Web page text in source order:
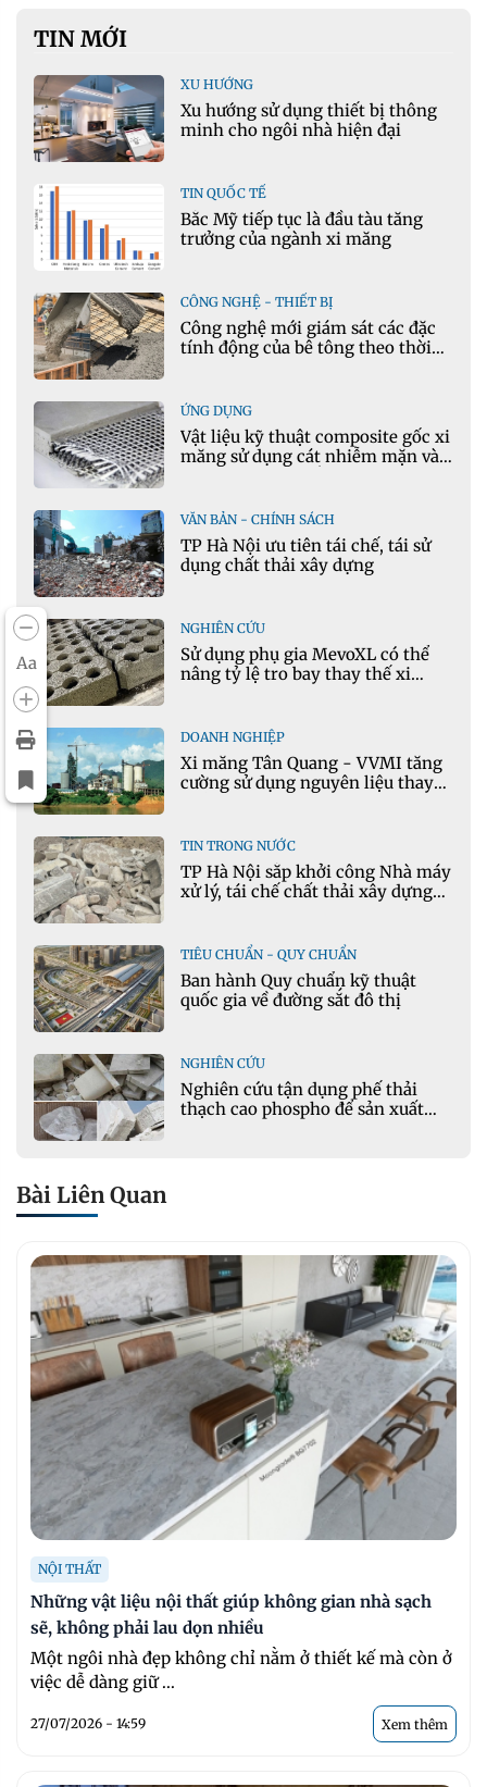
Aa
TIN MỚI
XU HƯỚNG
Xu hướng sử dụng thiết bị thông
minh cho ngôi nhà hiện đại
TIN QUỐC TẾ
Bắc Mỹ tiếp tục là đầu tàu tăng
trưởng của ngành xi măng
CÔNG NGHỆ - THIẾT BỊ
Công nghệ mới giám sát các đặc
tính động của bê tông theo thời
ỨNG DỤNG
Vật liệu kỹ thuật composite gốc xi
măng sử dụng cát nhiễm mặn và
VĂN BẢN - CHÍNH SÁCH
TP Hà Nội ưu tiên tái chế, tái sử
dụng chất thải xây dựng
NGHIÊN CỨU
Sử dụng phụ gia MevoXL có thể
nâng tỷ lệ tro bay thay thế xi
DOANH NGHIỆP
Xi măng Tân Quang - VVMI tăng
cường sử dụng nguyên liệu thay
TIN TRONG NƯỚC
TP Hà Nội sắp khởi công Nhà máy
xử lý, tái chế chất thải xây dựng
TIÊU CHUẨN - QUY CHUẨN
Ban hành Quy chuẩn kỹ thuật
quốc gia về đường sắt đô thị
NGHIÊN CỨU
Nghiên cứu tận dụng phế thải
thạch cao phospho để sản xuất
Bài Liên Quan
NỘI THẤT
Những vật liệu nội thất giúp không gian nhà sạch
sẽ, không phải lau dọn nhiều
Một ngôi nhà đẹp không chỉ nằm ở thiết kế mà còn ở
việc dễ dàng giữ ...
27/07/2026 - 14:59 Xem thêm